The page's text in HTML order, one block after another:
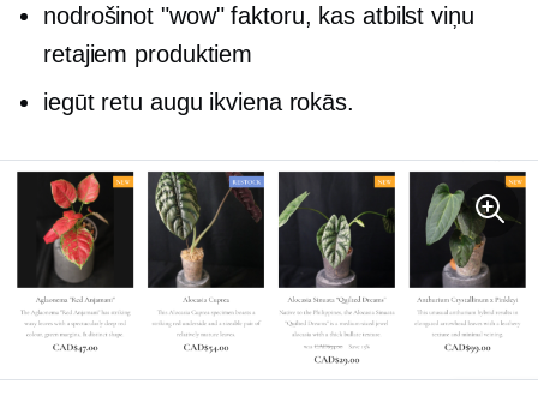
nodrošinot "wow" faktoru, kas atbilst viņu
retajiem produktiem
iegūt retu augu ikviena rokās.